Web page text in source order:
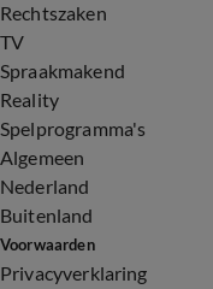
Rechtszaken
TV
Spraakmakend
Reality
Spelprogramma's
Algemeen
Nederland
Buitenland
Voorwaarden
Privacyverklaring